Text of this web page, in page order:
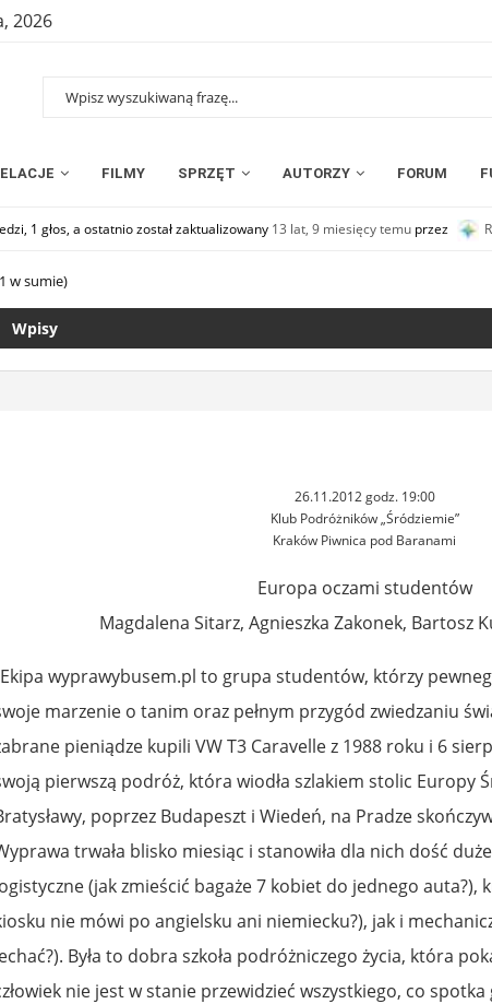
2026
FILMY SPRZĘT AUTORZY FORUM
1 głos, a ostatnio został zaktualizowany 13 lat, 9 miesięcy temu przez
w sumie)
Wpisy
26.11.2012 godz. 19:00
Klub Podróżników „Śródziemie”
Kraków Piwnica pod Baranami
Europa oczami studentów
Magdalena Sitarz, Agnieszka Zakonek, Bartosz
wyprawybusem.pl to grupa studentów, którzy
marzenie o tanim oraz pełnym przygód zwiedzaniu
pieniądze kupili VW T3 Caravelle z 1988 roku i 6
pierwszą podróż, która wiodła szlakiem stolic Europy
poprzez Budapeszt i Wiedeń, na Pradze
trwała blisko miesiąc i stanowiła dla nich dość
(jak zmieścić bagaże 7 kobiet do jednego auta?),
nie mówi po angielsku ani niemiecku?), jak i
Była to dobra szkoła podróżniczego życia, która
nie jest w stanie przewidzieć wszystkiego, co